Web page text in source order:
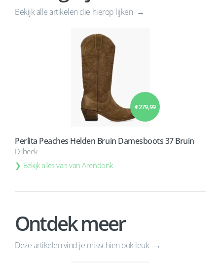
Bekijk alle artikelen die hierop lijken
€ 279,99
Perlita Peaches Helden Bruin Damesboots 37 Bruin
Dilbeek
Bekijk alles van van Arendonk
Ontdek meer
Deze artikelen vind je misschien ook leuk